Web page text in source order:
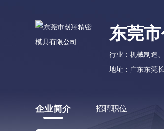
东莞
行业：机械制造
地址：广东东莞
企业简介 招聘职位